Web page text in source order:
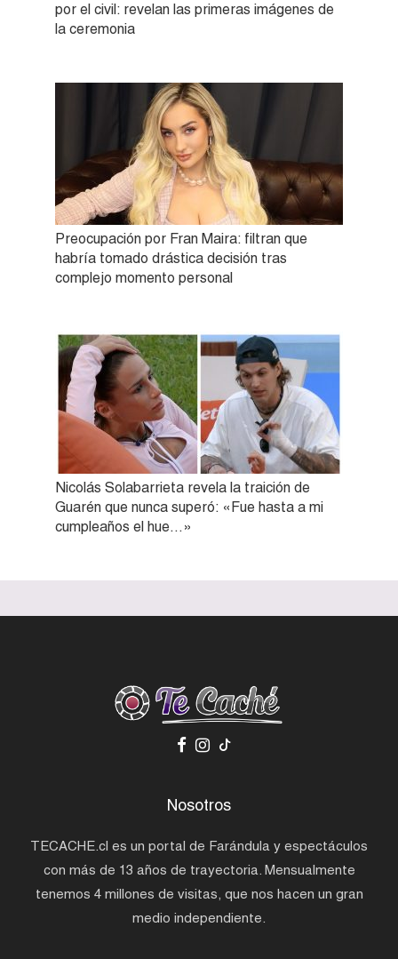
por el civil: revelan las primeras imágenes de
la ceremonia
Preocupación por Fran Maira: filtran que
habría tomado drástica decisión tras
complejo momento personal
Nicolás Solabarrieta revela la traición de
Guarén que nunca superó: «Fue hasta a mi
cumpleaños el hue…»
Nosotros
TECACHE.cl es un portal de Farándula y espectáculos
con más de 13 años de trayectoria. Mensualmente
tenemos 4 millones de visitas, que nos hacen un gran
medio independiente.